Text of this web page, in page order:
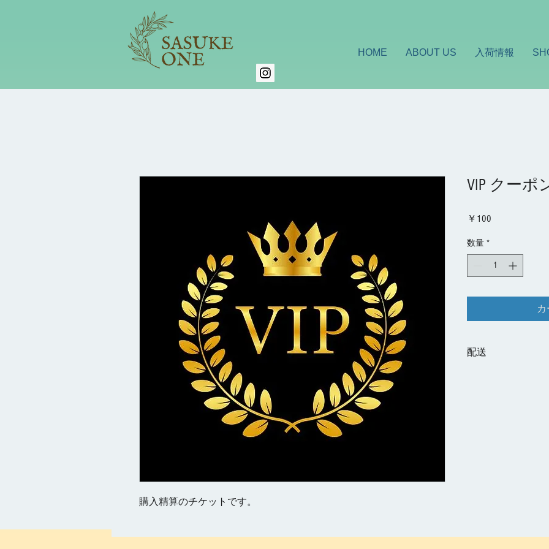
HOME ABOUT US 入荷情報
購入精算のチケットです。
VIP クーポ
￥100
数量 *
配送